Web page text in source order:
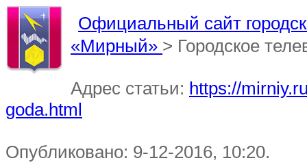
Официальный сайт
«Мирный» > Городское
Адрес статьи: https://
goda.html
Опубликовано: 9-12-2016, 10:20.